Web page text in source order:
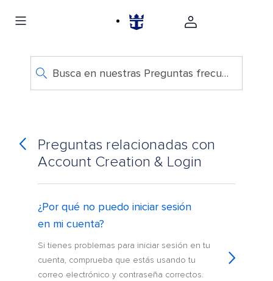
Busca en nuestras Preguntas frecuentes
Preguntas relacionadas con
Account Creation & Login
¿Por qué no puedo iniciar sesión
en mi cuenta?
Si tienes problemas para iniciar sesión en tu
cuenta, comprueba que estás usando tu
correo electrónico y contraseña correctos.